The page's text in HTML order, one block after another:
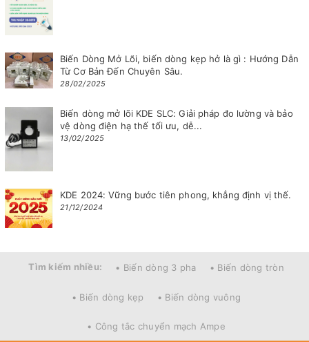
Biến Dòng Mở Lõi, biến dòng kẹp hở là gì : Hướng Dẫn
Từ Cơ Bản Đến Chuyên Sâu.
28/02/2025
Biến dòng mở lõi KDE SLC: Giải pháp đo lường và bảo
vệ dòng điện hạ thế tối ưu, dễ...
13/02/2025
KDE 2024: Vững bước tiên phong, khẳng định vị thế.
21/12/2024
Tìm kiếm nhiều: • Biến dòng 3 pha • Biến dòng tròn
• Biến dòng kẹp • Biến dòng vuông
• Công tắc chuyển mạch Ampe